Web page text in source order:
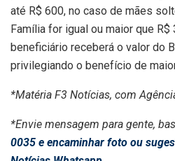
até R$ 600, no caso de mães
Família for igual ou maior que R$
beneficiário receberá o valor do
privilegiando o benefício de
*Matéria F3 Notícias, com
*Envie mensagem para gente,
0035 e encaminhar foto ou